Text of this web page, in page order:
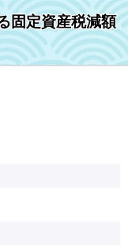
固定資産税減額